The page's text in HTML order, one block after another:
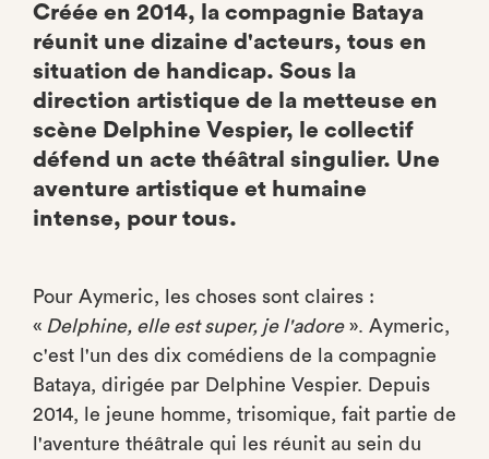
Créée en 2014, la compagnie Bataya
réunit une dizaine d'acteurs, tous en
situation de handicap. Sous la
direction artistique de la metteuse en
scène Delphine Vespier, le collectif
défend un acte théâtral singulier. Une
aventure artistique et humaine
intense, pour tous.
Pour Aymeric, les choses sont claires :
« Delphine, elle est super, je l'adore». Aymeric,
c'est l'un des dix comédiens de la compagnie
Bataya, dirigée par Delphine Vespier. Depuis
2014, le jeune homme, trisomique, fait partie de
l'aventure théâtrale qui les réunit au sein du